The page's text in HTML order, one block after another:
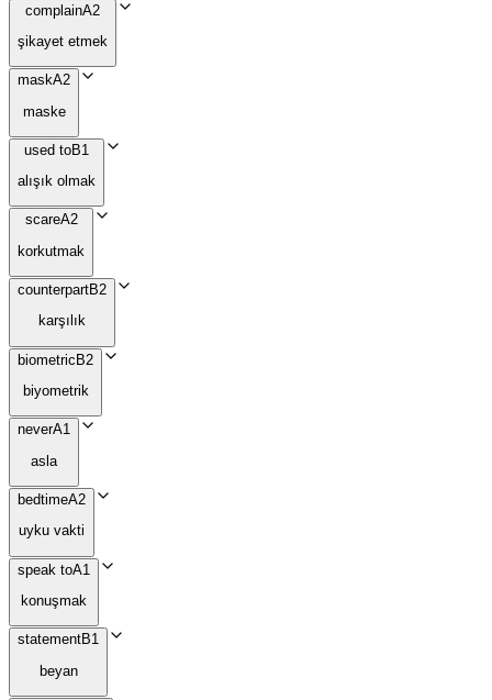
complainA2
şikayet etmek
maskA2
maske
used toB1
alışık olmak
scareA2
korkutmak
counterpartB2
karşılık
biometric B2
biyometrik
neverA1
asla
bedtimeA2
uyku vakti
speak toA1
konuşmak
statementB1
beyan